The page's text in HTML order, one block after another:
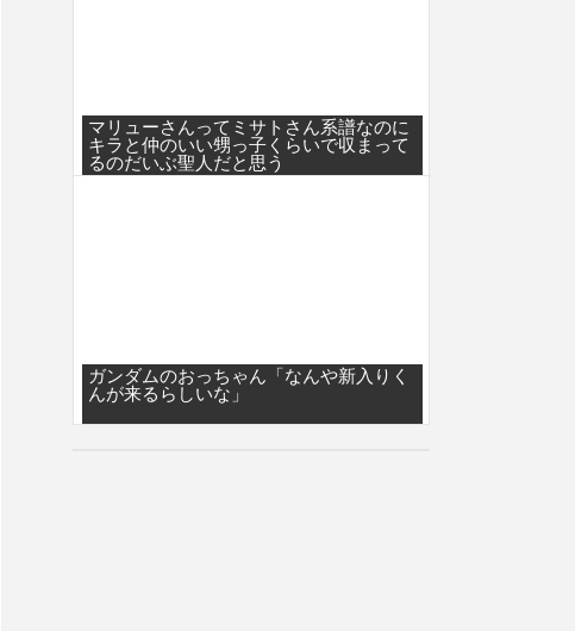
マリューさんってミサトさん系譜なのに
キラと仲のいい甥っ子くらいで収まって
るのだいぶ聖人だと思う
ガンダムのおっちゃん「なんや新入りく
んが来るらしいな」